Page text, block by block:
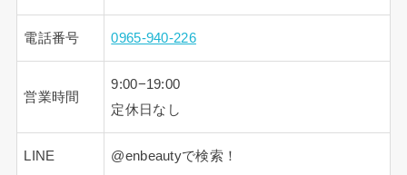
電話番号 0965-940-226
営業時間
9:00−19:00
定休日なし
LINE @enbeautyで検索！